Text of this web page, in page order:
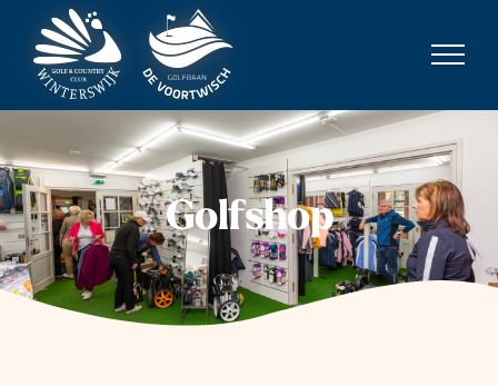
inhoud
Golfshop